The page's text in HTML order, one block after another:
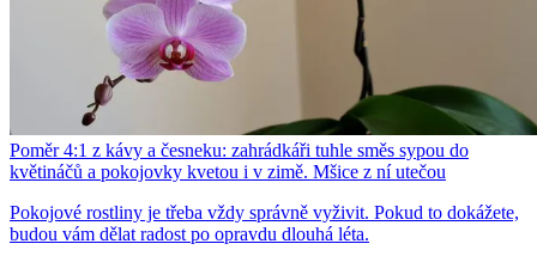
Poměr 4:1 z kávy a česneku: zahrádkáři tuhle směs sypou do
květináčů a pokojovky kvetou i v zimě. Mšice z ní utečou
Pokojové rostliny je třeba vždy správně vyživit. Pokud to dokážete,
budou vám dělat radost po opravdu dlouhá léta.